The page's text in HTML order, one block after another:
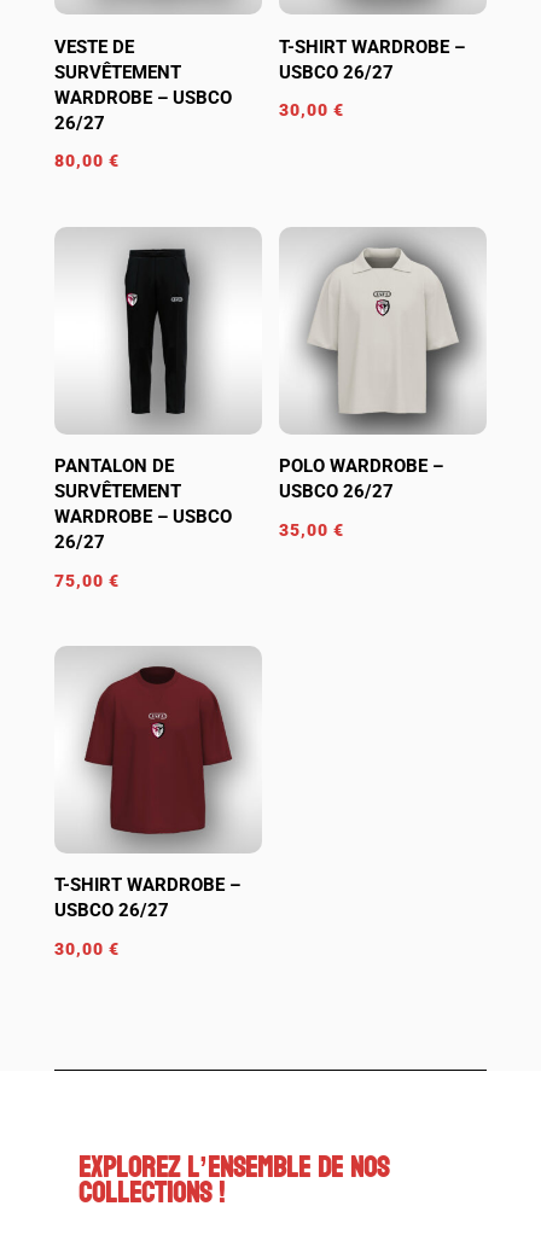
VESTE DE
SURVÊTEMENT
WARDROBE – USBCO
26/27
80,00 €
T-SHIRT WARDROBE –
USBCO 26/27
30,00€
PANTALON DE
SURVÊTEMENT
WARDROBE – USBCO
26/27
75,00 €
POLO WARDROBE –
USBCO 26/27
35,00€
T-SHIRT WARDROBE –
USBCO 26/27
30,00 €
EXPLOREZ L’ENSEMBLE DE NOS
COLLECTIONS !